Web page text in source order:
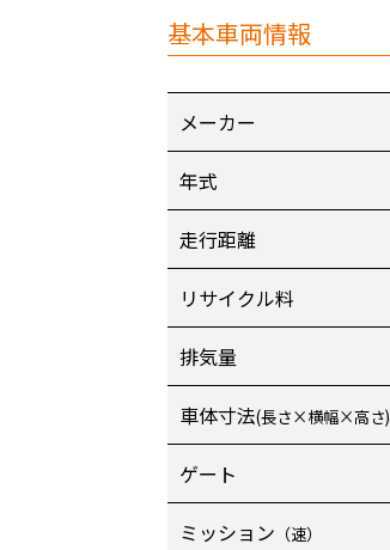
基本車両情報
メーカー
年式
走行距離
リサイクル料
排気量
車体寸法(長さ×横幅×高さ)
ゲート
ミッション （速）